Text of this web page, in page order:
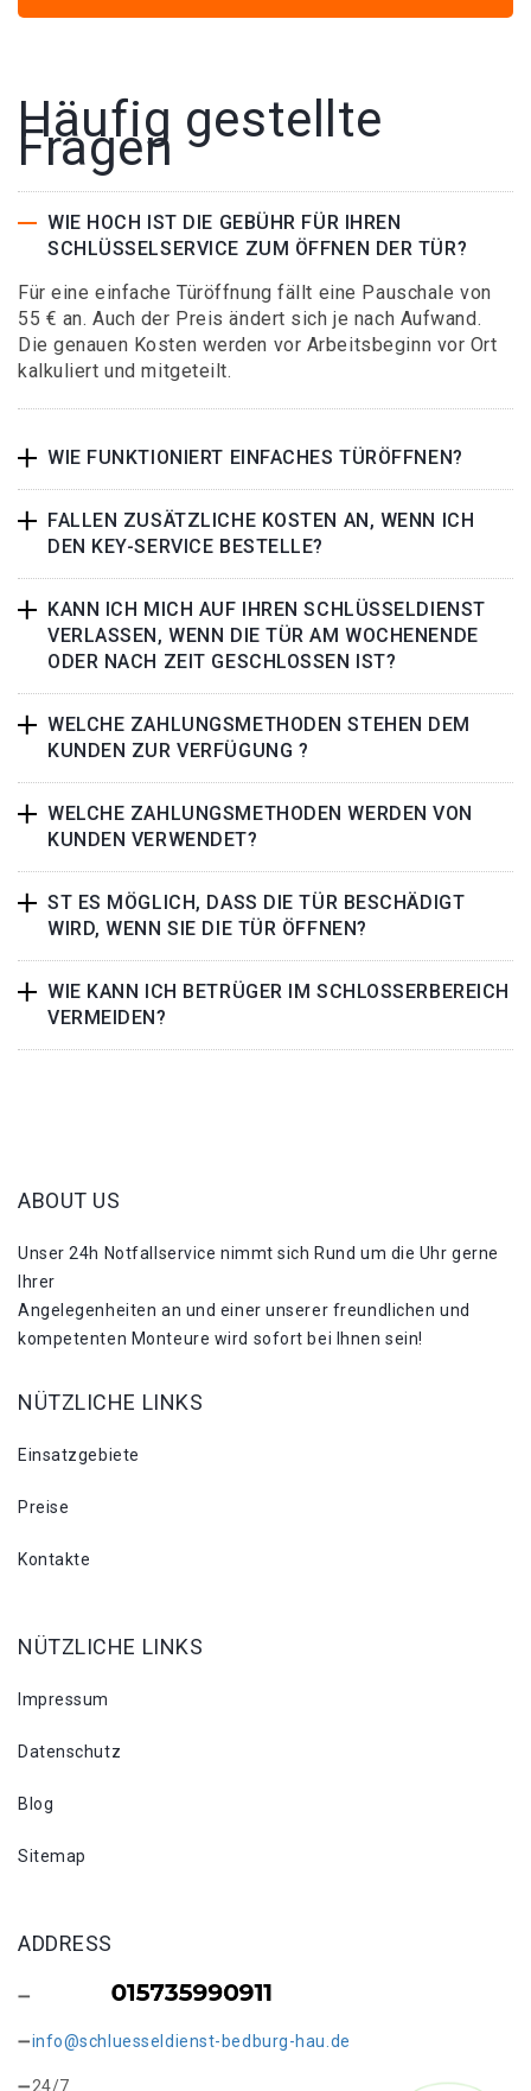
Häufig gestellte
Fragen
WIE HOCH IST DIE GEBÜHR FÜR IHREN
SCHLÜSSELSERVICE ZUM ÖFFNEN DER TÜR?
Für eine einfache Türöffnung fällt eine Pauschale von
55 € an. Auch der Preis ändert sich je nach Aufwand.
Die genauen Kosten werden vor Arbeitsbeginn vor Ort
kalkuliert und mitgeteilt.
WIE FUNKTIONIERT EINFACHES TÜRÖFFNEN?
FALLEN ZUSÄTZLICHE KOSTEN AN, WENN ICH
DEN KEY-SERVICE BESTELLE?
KANN ICH MICH AUF IHREN SCHLÜSSELDIENST
VERLASSEN, WENN DIE TÜR AM WOCHENENDE
ODER NACH ZEIT GESCHLOSSEN IST?
WELCHE ZAHLUNGSMETHODEN STEHEN DEM
KUNDEN ZUR VERFÜGUNG ?
WELCHE ZAHLUNGSMETHODEN WERDEN VON
KUNDEN VERWENDET?
ST ES MÖGLICH, DASS DIE TÜR BESCHÄDIGT
WIRD, WENN SIE DIE TÜR ÖFFNEN?
WIE KANN ICH BETRÜGER IM SCHLOSSERBEREICH
VERMEIDEN?
ABOUT US
Unser 24h Notfallservice nimmt sich Rund um die Uhr gerne
Ihrer
Angelegenheiten an und einer unserer freundlichen und
kompetenten Monteure wird sofort bei Ihnen sein!
NÜTZLICHE LINKS
Einsatzgebiete
Preise
Kontakte
NÜTZLICHE LINKS
Impressum
Datenschutz
Blog
Sitemap
ADDRESS
info@schluesseldienst-bedburg-hau.de
24/7